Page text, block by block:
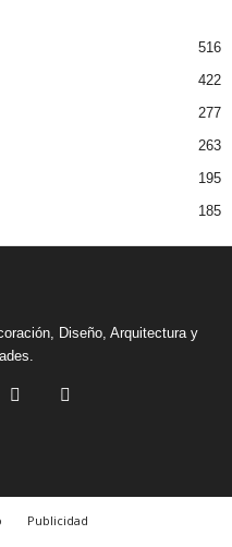
516
422
277
263
195
185
Diseño, Arquitectura y
Publicidad